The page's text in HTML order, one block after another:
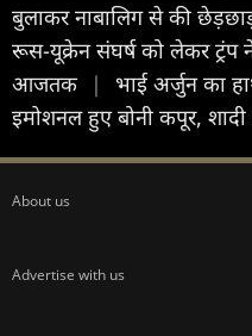
बुलाकर नाबालिग से की
रूस-यूक्रेन संघर्ष को लेकर ट्रंप
आजतक
|
भाई अर्जुन का
इमोशनल हुए बोनी कपूर,
About us
Advertise with us